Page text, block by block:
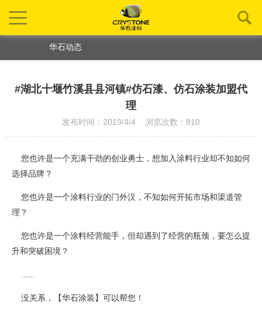
华石动态
#湖北十堰竹溪县县河镇#仿石漆、仿石涂装加盟代
理
发布时间：2019/4/4 浏览次数：810
您也许是一个充满干劲的创业勇士，想加入涂料行业却不知如何
选择品牌？
您也许是一个涂料行业的门外汉，不知如何开拓市场和渠道管
理？
您也许是一个涂料经营能手，但却遇到了经营的瓶颈，要怎么提
升和突破困境？
......
没关系，【华石涂装】可以帮您！